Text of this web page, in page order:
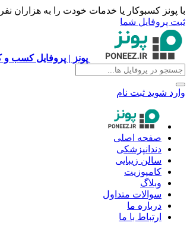
با پونز کسبوکار یا خدمات خودت را به هزاران
ثبت پروفایل شما
پونز | پروفایل کسب و
وارد شوید ثبت نام
صفحه اصلی
دندانپزشکی
سالن زیبایی
کامپوزیت
وبلاگ
سوالات متداول
درباره ما
ارتباط با ما